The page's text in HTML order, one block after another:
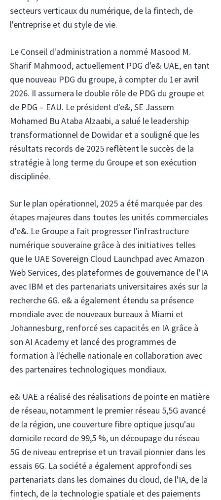
secteurs verticaux du numérique, de la fintech, de
l'entreprise et du style de vie.
Le Conseil d'administration a nommé Masood M.
Sharif Mahmood, actuellement PDG d'e& UAE, en tant
que nouveau PDG du groupe, à compter du 1er avril
2026. Il assumera le double rôle de PDG du groupe et
de PDG – EAU. Le président d'e&, SE Jassem
Mohamed Bu Ataba Alzaabi, a salué le leadership
transformationnel de Dowidar et a souligné que les
résultats records de 2025 reflètent le succès de la
stratégie à long terme du Groupe et son exécution
disciplinée.
Sur le plan opérationnel, 2025 a été marquée par des
étapes majeures dans toutes les unités commerciales
d'e&. Le Groupe a fait progresser l'infrastructure
numérique souveraine grâce à des initiatives telles
que le UAE Sovereign Cloud Launchpad avec Amazon
Web Services, des plateformes de gouvernance de l'IA
avec IBM et des partenariats universitaires axés sur la
recherche 6G. e& a également étendu sa présence
mondiale avec de nouveaux bureaux à Miami et
Johannesburg, renforcé ses capacités en IA grâce à
son AI Academy et lancé des programmes de
formation à l'échelle nationale en collaboration avec
des partenaires technologiques mondiaux.
e& UAE a réalisé des réalisations de pointe en matière
de réseau, notamment le premier réseau 5,5G avancé
de la région, une couverture fibre optique jusqu'au
domicile record de 99,5 %, un découpage du réseau
5G de niveau entreprise et un travail pionnier dans les
essais 6G. La société a également approfondi ses
partenariats dans les domaines du cloud, de l'IA, de la
fintech, de la technologie spatiale et des paiements